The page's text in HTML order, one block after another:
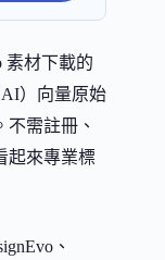
素材下載的
AI）向量原始
需註冊、
起來專業標
、